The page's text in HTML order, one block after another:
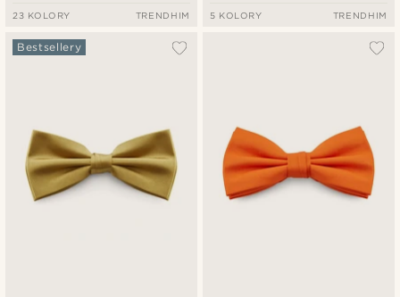
23 KOLORY TRENDHIM 5 KOLORY TRENDHIM
Bestsellery